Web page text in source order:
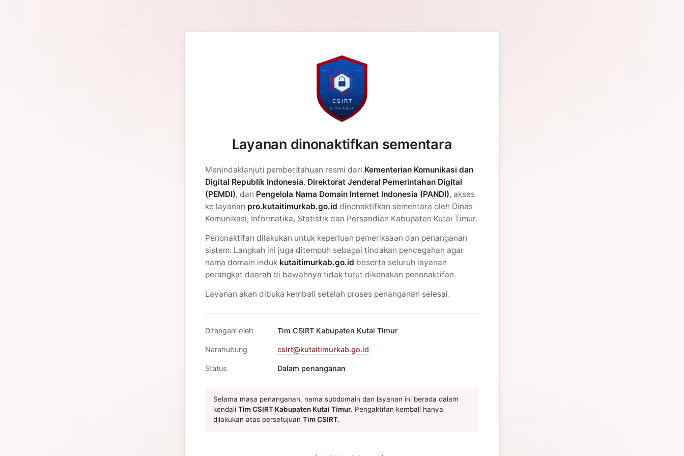
Layanan dinonaktifkan sementara
Menindaklanjuti pemberitahuan resmi dari Kementerian Komunikasi dan
Digital Republik Indonesia, Direktorat Jenderal Pemerintahan Digital
(PEMDI), dan Pengelola Nama Domain Internet Indonesia (PANDI), akses
ke layanan pro.kutaitimurkab.go.id dinonaktifkan sementara oleh Dinas
Komunikasi, Informatika, Statistik dan Persandian Kabupaten Kutai Timur.
Penonaktifan dilakukan untuk keperluan pemeriksaan dan penanganan
sistem. Langkah ini juga ditempuh sebagai tindakan pencegahan agar
nama domain induk kutaitimurkab.go.id beserta seluruh layanan
perangkat daerah di bawahnya tidak turut dikenakan penonaktifan.
Layanan akan dibuka kembali setelah proses penanganan selesai.
Ditangani oleh Tim CSIRT Kabupaten Kutai Timur
Narahubung csirt@kutaitimurkab.go.id
Status Dalam penanganan
Selama masa penanganan, nama subdomain dan layanan ini berada dalam
kendali Tim CSIRT Kabupaten Kutai Timur. Pengaktifan kembali hanya
dilakukan atas persetujuan Tim CSIRT.